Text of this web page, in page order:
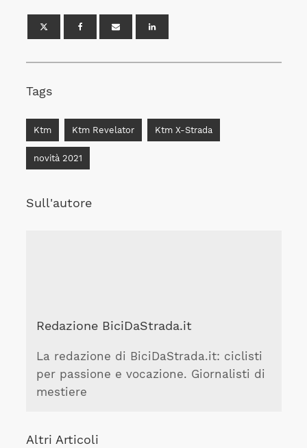
Tags
Ktm Ktm Revelator Ktm X-Strada
novità 2021
Sull'autore
Redazione BiciDaStrada.it
La redazione di BiciDaStrada.it: ciclisti
per passione e vocazione. Giornalisti di
mestiere
Altri Articoli